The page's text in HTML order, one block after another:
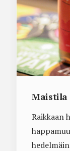
Maistila
Raikkaan